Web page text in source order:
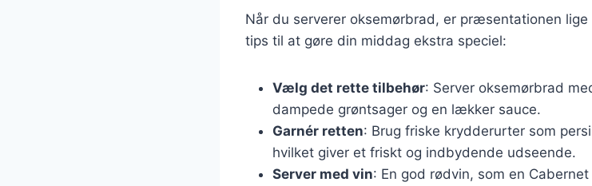
Når du serverer oksemørbrad, er præsentationen
tips til at gøre din middag ekstra speciel:
Vælg det rette tilbehør: Server oksemørbrad
dampede grøntsager og en lækker sauce.
Garnér retten: Brug friske krydderurter som
hvilket giver et friskt og indbydende udseende.
Server med vin: En god rødvin, som en